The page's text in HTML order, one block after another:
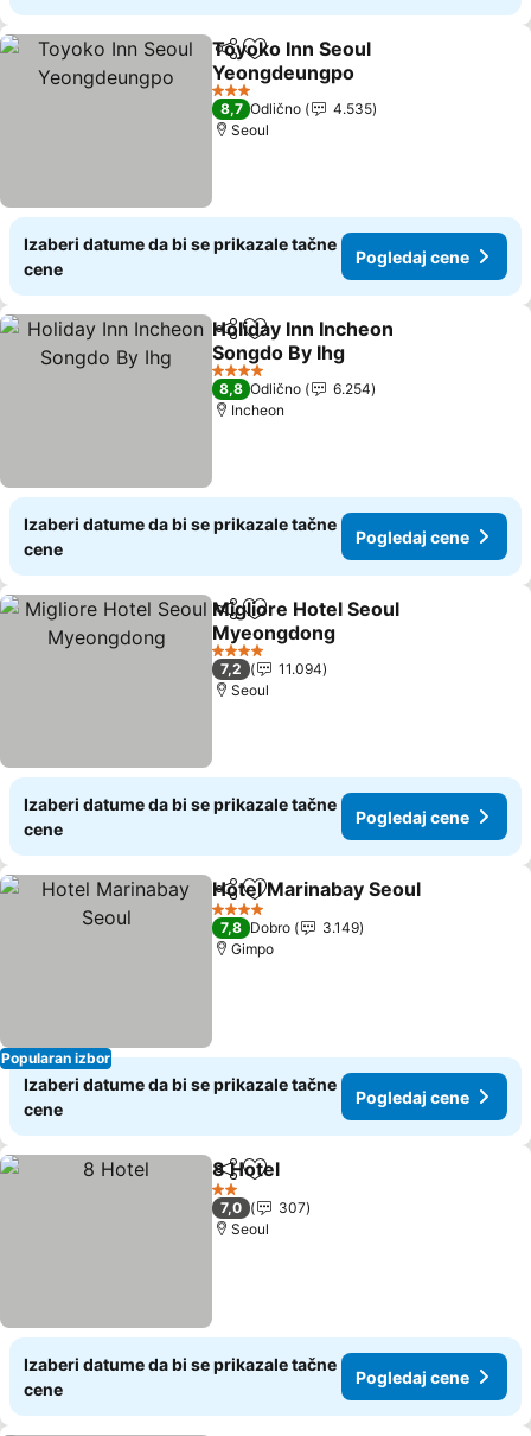
Deli Dodati u favorite
Toyoko Inn Seoul
Yeongdeungpo
3 Zvezdice
8,7 Odlično
4.535
Seoul
Izaberi datume da bi se prikazale tačne
cene
Pogledaj cene
Deli Dodati u favorite
Holiday Inn Incheon
Songdo By Ihg
4 Zvezdice
8,8 Odlično
6.254
Incheon
Izaberi datume da bi se prikazale tačne
cene
Pogledaj cene
Deli Dodati u favorite
Migliore Hotel Seoul
Myeongdong
4 Zvezdice
7,2
11.094
Seoul
Izaberi datume da bi se prikazale tačne
cene
Pogledaj cene
Popularan izbor
Deli Dodati u favorite
Hotel Marinabay Seoul
4 Zvezdice
7,8 Dobro
3.149
Gimpo
Izaberi datume da bi se prikazale tačne
cene
Pogledaj cene
Deli Dodati u favorite
8 Hotel
2 Zvezdice
7,0
307
Seoul
Izaberi datume da bi se prikazale tačne
cene
Pogledaj cene